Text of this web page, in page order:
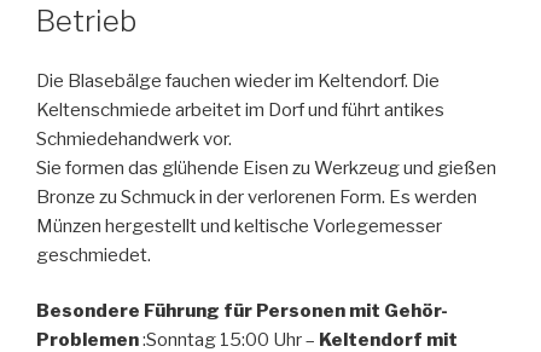
Betrieb
Die Blasebälge fauchen wieder im Keltendorf. Die
Keltenschmiede arbeitet im Dorf und führt antikes
Schmiedehandwerk vor.
Sie formen das glühende Eisen zu Werkzeug und gießen
Bronze zu Schmuck in der verlorenen Form. Es werden
Münzen hergestellt und keltische Vorlegemesser
geschmiedet.
Besondere Führung für Personen mit Gehör-
Problemen:Sonntag 15:00 Uhr – Keltendorf mit